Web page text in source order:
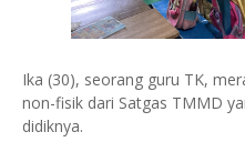
Ika (30), seorang guru TK,
non-fisik dari Satgas TMMD
didiknya.